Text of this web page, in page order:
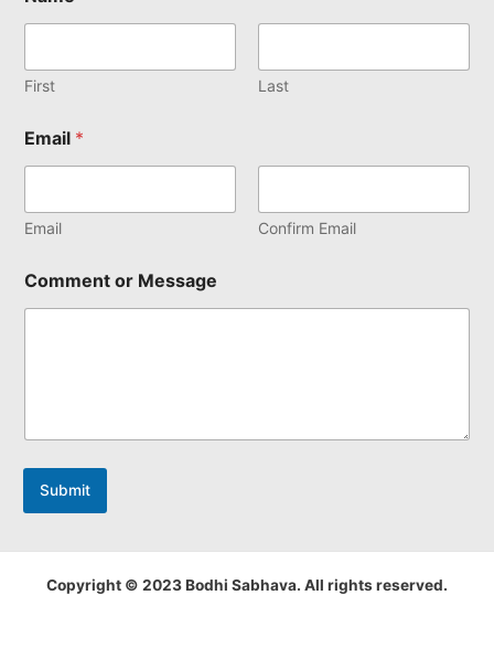
First Last
Email *
Email Confirm Email
Comment or Message
Submit
Copyright © 2023 Bodhi Sabhava. All rights reserved.